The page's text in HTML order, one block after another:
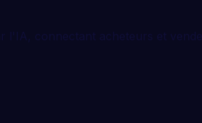
l'IA, connectant acheteurs et